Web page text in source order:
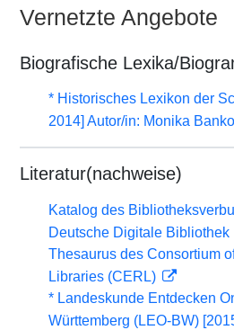
Vernetzte Angebote
Biografische Lexika/
* Historisches Lexikon der
2014] Autor/in: Monika
Literatur(nachweise)
Katalog des
Deutsche Digitale Bibliothek
Thesaurus des Consortium
Libraries (CERL)
* Landeskunde Entdecken
Württemberg (LEO-BW)